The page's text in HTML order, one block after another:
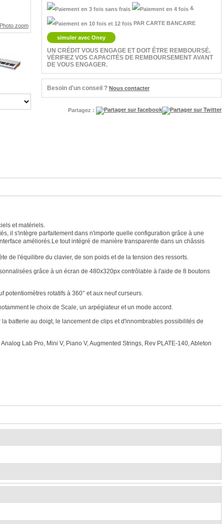
&
PAR CARTE BANCAIRE
simuler avec Oney
UN CRÉDIT VOUS ENGAGE ET DOIT ÊTRE REMBOURSÉ.
VÉRIFIEZ VOS CAPACITÉS DE REMBOURSEMENT AVANT
DE VOUS ENGAGER.
Besoin d'un conseil ? Nous contacter
Partagez :
et matériels.
il s'intègre parfaitement dans n'importe quelle configuration grâce à une
améliorés.Le tout intégré de manière transparente dans un châssis
de l'équilibre du clavier, de son poids et de la tension des ressorts.
grâce à un écran de 480x320px contrôlable à l'aide de 8 boutons
rotatifs à 360° et aux neuf curseurs.
le choix de Scale, un arpégiateur et un mode accord.
batterie au doigt, le lancement de clips et d'innombrables possibilités de
Lab Pro, Mini V, Piano V, Augmented Strings, Rev PLATE-140, Ableton